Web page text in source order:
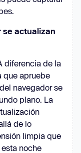
se actualizan
diferencia de la
que apruebe
navegador se
plano. La
de lo
limpia que
noche